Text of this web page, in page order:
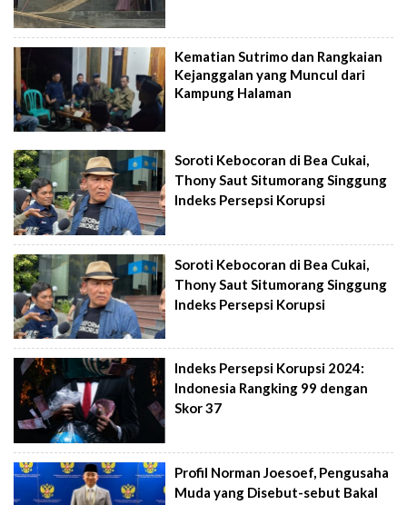
Kematian Sutrimo dan Rangkaian
Kejanggalan yang Muncul dari
Kampung Halaman
Soroti Kebocoran di Bea Cukai,
Thony Saut Situmorang Singgung
Indeks Persepsi Korupsi
Soroti Kebocoran di Bea Cukai,
Thony Saut Situmorang Singgung
Indeks Persepsi Korupsi
Indeks Persepsi Korupsi 2024:
Indonesia Rangking 99 dengan
Skor 37
Profil Norman Joesoef, Pengusaha
Muda yang Disebut-sebut Bakal